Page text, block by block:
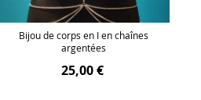
Bijou de corps en I en chaînes
argentées
25,00 €